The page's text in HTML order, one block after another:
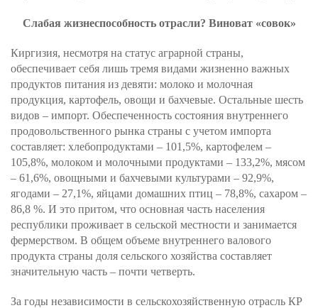
Слабая жизнеспособность отрасли? Виноват «совок»
Киргизия, несмотря на статус аграрной страны,
обеспечивает себя лишь тремя видами жизненно важных
продуктов питания из девяти: молоко и молочная
продукция, картофель, овощи и бахчевые. Остальные шесть
видов – импорт. Обеспеченность состояния внутреннего
продовольственного рынка страны с учетом импорта
составляет: хлебопродуктами – 101,5%, картофелем –
105,8%, молоком и молочными продуктами – 133,2%, мясом
– 61,6%, овощными и бахчевыми культурами – 92,9%,
ягодами – 27,1%, яйцами домашних птиц – 78,8%, сахаром –
86,8 %. И это притом, что основная часть населения
республики проживает в сельской местности и занимается
фермерством. В общем объеме внутреннего валового
продукта страны доля сельского хозяйства составляет
значительную часть – почти четверть.
За годы независимости в сельскохозяйственную отрасль КР